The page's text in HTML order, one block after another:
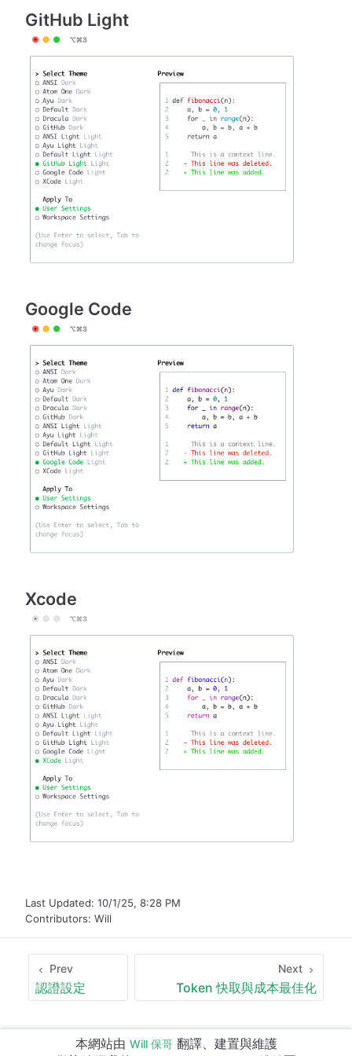
GitHub Light
Google Code
Xcode
Last Updated: 10/1/25, 8:28 PM
Contributors: Will
Prev
認證設定
Next
Token 快取與成本最佳化
本網站由 Will 保哥翻譯、建置與維護